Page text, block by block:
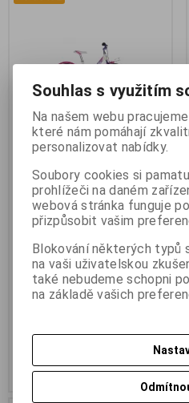
bílá/fialová/růžová
Výrobce:Author
Katalogové číslo: A230152
Záruka (měsíců):24
Skladem:Na dotaz Ks
Dětské kolo AUTHOR Bello má
lehký duralový rám,...
Původní cena:7 690 Kč
Koupit
Souhlas s využitím
Na našem webu
které nám pomáhají
personalizovat nabídky.
Soubory cookies si
prohlížeči na daném
webová stránka funguje
přizpůsobit vašim
Blokování některých typů
na vaši uživatelskou
také nebudeme schopni
na základě vašich